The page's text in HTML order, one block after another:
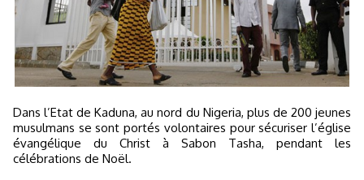
Dans l’Etat de Kaduna, au nord du Nigeria, plus de 200 jeunes
musulmans se sont portés volontaires pour sécuriser l’église
évangélique du Christ à Sabon Tasha, pendant les
célébrations de Noël.